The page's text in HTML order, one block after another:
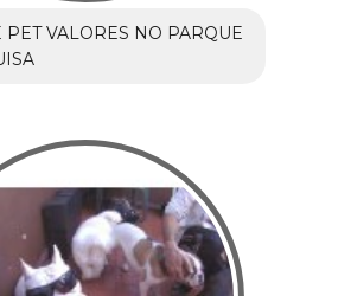
PET VALORES NO PARQUE